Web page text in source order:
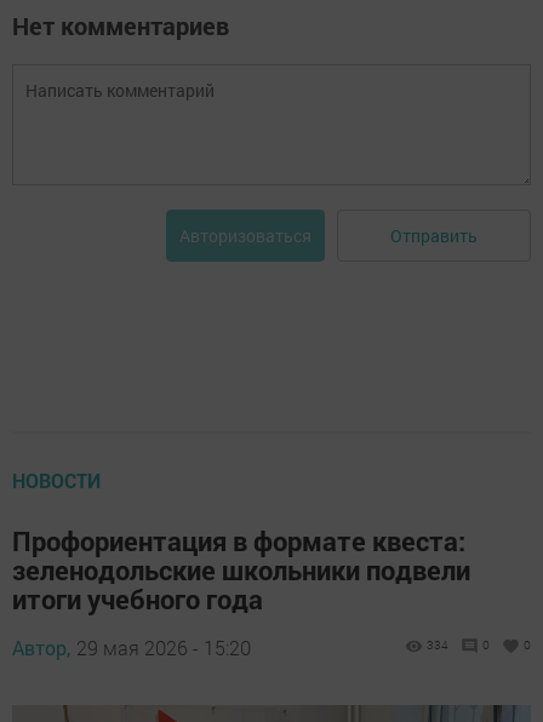
Нет комментариев
Авторизоваться Отправить
НОВОСТИ
Профориентация в формате квеста:
зеленодольские школьники подвели
итоги учебного года
Автор, 29 мая 2026 - 15:20 334 0 0